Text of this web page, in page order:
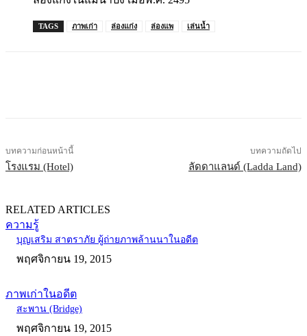
TAGS ภาพเก่า ล่องแก่ง ล่องแพ เล่นน้ำ
บทความก่อนหน้านี้
โรงแรม (Hotel)
บทความถัดไป
ลัดดาแลนด์ (Ladda Land)
RELATED ARTICLES
ความรู้
บุญเสริม สาตราภัย ผู้ถ่ายภาพล้านนาในอดีต
พฤศจิกายน 19, 2015
ภาพเก่าในอดีต
สะพาน (Bridge)
พฤศจิกายน 19, 2015